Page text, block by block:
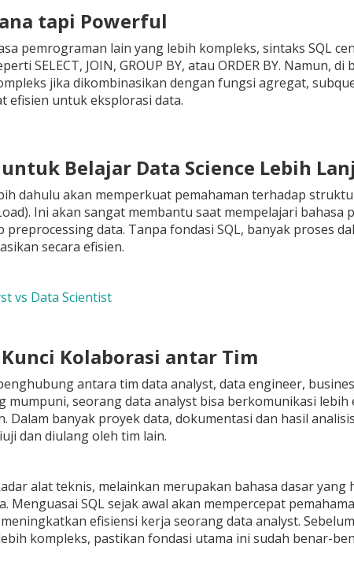
tapi Powerful
pemrograman lain yang lebih kompleks, sintaks SQL
SELECT, JOIN, GROUP BY, atau ORDER BY. Namun,
jika dikombinasikan dengan fungsi agregat,
efisien untuk eksplorasi data.
Belajar Data Science Lebih
dahulu akan memperkuat pemahaman terhadap
Ini akan sangat membantu saat mempelajari bahasa
data. Tanpa fondasi SQL, banyak proses
secara efisien.
vs Data Scientist
Kunci Kolaborasi antar Tim
antara tim data analyst, data engineer,
mumpuni, seorang data analyst bisa berkomunikasi
Dalam banyak proyek data, dokumentasi dan hasil
dan diulang oleh tim lain.
alat teknis, melainkan merupakan bahasa dasar
Menguasai SQL sejak awal akan mempercepat
efisiensi kerja seorang data analyst.
kompleks, pastikan fondasi utama ini sudah benar-